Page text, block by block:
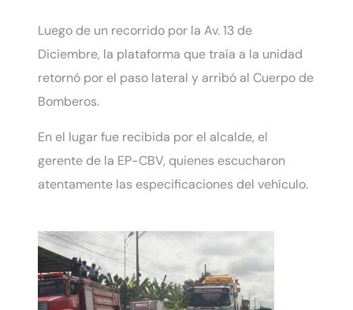
Luego de un recorrido por la Av. 13 de
Diciembre, la plataforma que traía a la unidad
retornó por el paso lateral y arribó al Cuerpo de
Bomberos.
En el lugar fue recibida por el alcalde, el
gerente de la EP-CBV, quienes escucharon
atentamente las especificaciones del vehículo.